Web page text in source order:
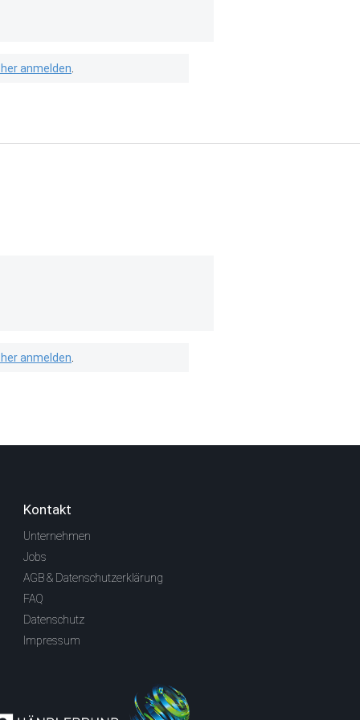
anmelden
anmelden
Kontakt
Unternehmen
Jobs
AGB & Datenschutzerklärung
FAQ
Datenschutz
Impressum